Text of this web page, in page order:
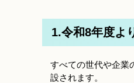
1.令和8年度よ
すべての世代や企業
設されます。